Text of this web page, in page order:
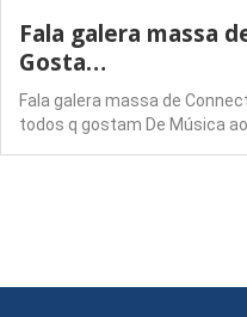
Fala galera massa
Gosta…
Fala galera massa de
todos q gostam De Música ao